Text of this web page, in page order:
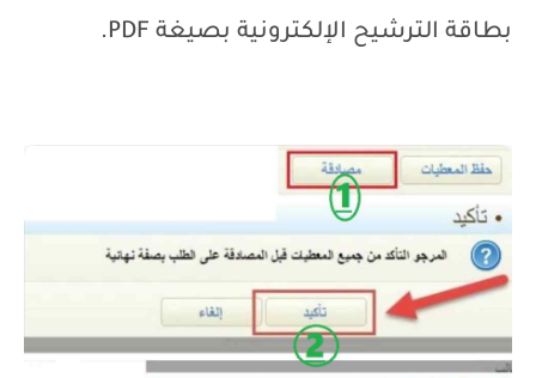
بطاقة الترشيح الإلكترونية بصيغة PDF
.